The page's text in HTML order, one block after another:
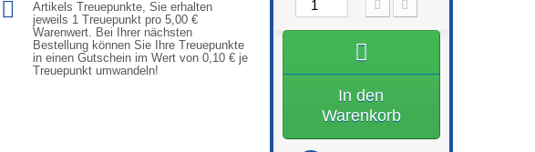
Artikels Treuepunkte, Sie erhalten
jeweils 1 Treuepunkt pro 5,00 €
Warenwert. Bei Ihrer nächsten
Bestellung können Sie Ihre Treuepunkte
in einen Gutschein im Wert von 0,10 € je
Treuepunkt umwandeln!
In den
Warenkorb